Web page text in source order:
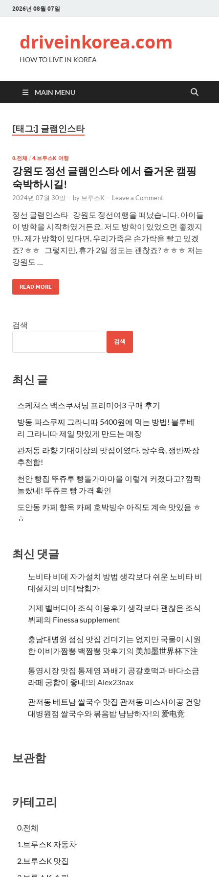
2026년 08월 07일
driveinkorea.com
HOW TO LIVE IN KOREA
MAIN MENU
[태그:] 글램인스타
0.전체 / 4.브루스K 여행
강원도 정선 글램인스타 에서 즐거운 캠핑
숙박하시길!
2024년 07월 30일 - by 브루스K - Leave a Comment
정선 글램인스타 강원도 정선여행을 떠났습니다. 아이들
이 방학을 시작하였거든요. 저도 방학이 있었으면 좋겠지
만.. 제가 방학이 있다면, 우리가족은 손가락을 빨고 있겠
죠? ㅎㅎ 그렇지만, 휴가 2일 정도는 괜찮죠? ㅎㅎㅎ 저는
강원도 …
READ MORE
검색
검색
최신 글
스케쳐스 맥스쿠셔닝 프리미어3 구매 후기
방동 파스쿠찌 그라니따 5400원에 먹는 방법! 블루베
리 그라니따 제일 맛있게 만드는 매장
관저동 라향 기대이상의 맛집이였다. 탕수육, 쟁반짜장
추천함!
천안 빵집 뚜쥬루 빵돌가마마을 이렇게 커졌다고? 깜짝
놀랐네! 뚜쥬르 빵 가격 확인
도안동 카페 향옥 카페 호박빙수 아직도 계속 맛있음 ㅎ
ㅎ
최신 댓글
노비타 비데 자가설치 방법 생각보다 쉬운 노비타 비
데설치의 비데탐험가
거제 벨버디아 조식 이용후기 생각보다 괜찮은 조식
뷔페의 ​Finessa supplement
충남대병원 점심 맛집 건더기는 없지만 국물이 시원
한 이비가짬뽕 백짬뽕 맛후기의 美加墨世界杯下注
통영시장 맛집 통제영 꽈배기 공갈호떡과 바다소금
라떼 궁합이 좋네!의 Alex23nax
관저동 베트남 쌀국수 맛집 관저동 미스사이공 건양
대병원점 쌀국수와 볶음밥 냠냠하자!의 爱电竞
보관함
카테고리
0.전체
1.브루스K 자동차
2.브루스K 맛집